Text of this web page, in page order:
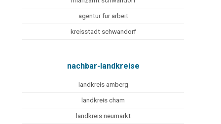
agentur für arbeit
kreisstadt schwandorf
nachbar-landkreise
landkreis amberg
landkreis cham
landkreis neumarkt